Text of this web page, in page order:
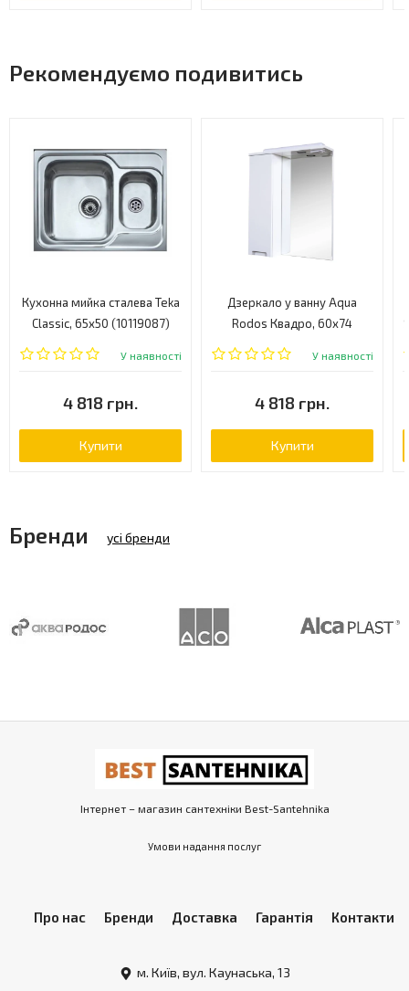
Рекомендуємо подивитись
Кухонна мийка сталева Teka
Classic, 65x50 (10119087)
У наявності
4 818 грн.
Купити
Дзеркало у ванну Aqua
Rodos Квадро, 60x74
(АР000001073)
У наявності
4 818 грн.
Купити
Бренди усі бренди
Інтернет – магазин сантехніки Best-Santehnika
Умови надання послуг
Про нас Бренди Доставка Гарантія Контакти
м. Київ, вул. Каунаська, 13